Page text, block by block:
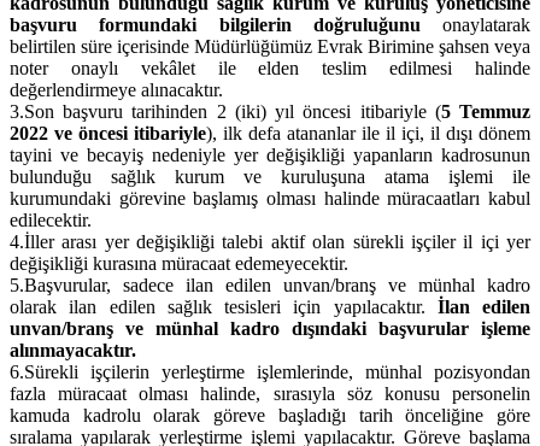
başvuru formundaki bilgilerin doğruluğunu onaylatarak
belirtilen süre içerisinde Müdürlüğümüz Evrak Birimine şahsen veya
noter onaylı vekâlet ile elden teslim edilmesi halinde
değerlendirmeye alınacaktır.
3.Son başvuru tarihinden 2 (iki) yıl öncesi itibariyle (5 Temmuz
2022 ve öncesi itibariyle), ilk defa atananlar ile il içi, il dışı dönem
tayini ve becayiş nedeniyle yer değişikliği yapanların kadrosunun
bulunduğu sağlık kurum ve kuruluşuna atama işlemi ile
kurumundaki görevine başlamış olması halinde müracaatları kabul
edilecektir.
4.İller arası yer değişikliği talebi aktif olan sürekli işçiler il içi yer
değişikliği kurasına müracaat edemeyecektir.
5.Başvurular, sadece ilan edilen unvan/branş ve münhal kadro
olarak ilan edilen sağlık tesisleri için yapılacaktır. İlan edilen
unvan/branş ve münhal kadro dışındaki başvurular işleme
alınmayacaktır.
6.Sürekli işçilerin yerleştirme işlemlerinde, münhal pozisyondan
fazla müracaat olması halinde, sırasıyla söz konusu personelin
kamuda kadrolu olarak göreve başladığı tarih önceliğine göre
sıralama yapılarak yerleştirme işlemi yapılacaktır. Göreve başlama